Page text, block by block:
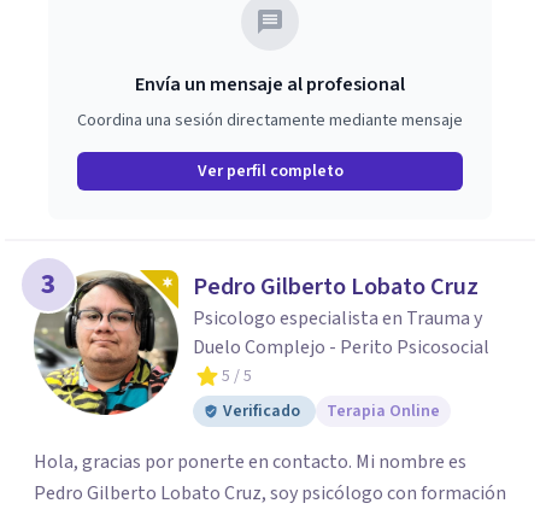
Envía un mensaje al profesional
Coordina una sesión directamente mediante mensaje
Ver perfil completo
3 Pedro Gilberto Lobato Cruz
Psicologo especialista en Trauma y
Duelo Complejo - Perito Psicosocial
5 / 5
Verificado
Terapia Online
Hola, gracias por ponerte en contacto. Mi nombre es
Pedro Gilberto Lobato Cruz, soy psicólogo con formación